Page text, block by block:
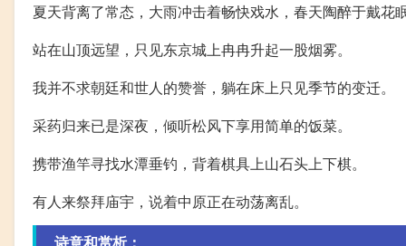
夏天背离了常态，大雨冲击着畅快戏水，春天陶醉于戴花
站在山顶远望，只见东京城上冉冉升起一股烟雾。
我并不求朝廷和世人的赞誉，躺在床上只见季节的变迁。
采药归来已是深夜，倾听松风下享用简单的饭菜。
携带渔竿寻找水潭垂钓，背着棋具上山石头上下棋。
有人来祭拜庙宇，说着中原正在动荡离乱。